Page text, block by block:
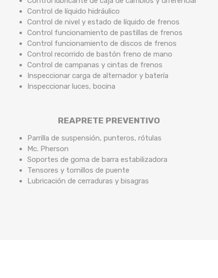
Control de líquido hidráulico
Control de nivel y estado de líquido de frenos
Control funcionamiento de pastillas de frenos
Control funcionamiento de discos de frenos
Control recorrido de bastón freno de mano
Control de campanas y cintas de frenos
Inspeccionar carga de alternador y batería
Inspeccionar luces, bocina
REAPRETE PREVENTIVO
Parrilla de suspensión, punteros, rótulas
Mc. Pherson
Soportes de goma de barra estabilizadora
Tensores y tornillos de puente
Lubricación de cerraduras y bisagras